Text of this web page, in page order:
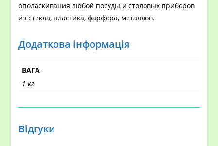
ополаскивания любой посуды и столовых приборов
из стекла, пластика, фарфора, металлов.
Додаткова інформація
ВАГА
1 кг
Відгуки